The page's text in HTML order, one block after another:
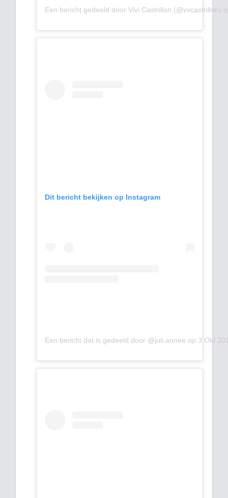
Een bericht gedeeld door Vivi Castrillon (@vvcastrillon)
Dit bericht bekijken op Instagram
Een bericht dat is gedeeld door @juli.annee op 3 Okt